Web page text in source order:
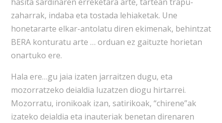
zaharrak, indaba eta tostada lehiaketak. Une
honetararte elkar-antolatu diren ekimenak, behintzat
BERA konturatu arte … orduan ez gaituzte horietan
onartuko ere.
Hala ere…gu jaia izaten jarraitzen dugu, eta
mozorratzeko deialdia luzatzen diogu hirtarrei.
Mozorratu, ironikoak izan, satirikoak, “chirene”ak
izateko deialdia eta inauteriak benetan direnaren